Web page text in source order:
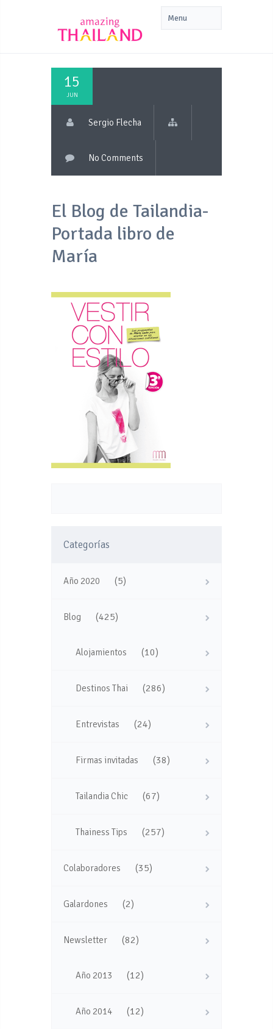
15
JUN
Sergio Flecha
No Comments
El Blog de Tailandia-
Portada libro de
María
Categorías
Año 2020 (5)
Blog (425)
Alojamientos (10)
Destinos Thai (286)
Entrevistas (24)
Firmas invitadas (38)
Tailandia Chic (67)
Thainess Tips (257)
Colaboradores (35)
Galardones (2)
Newsletter (82)
Año 2013 (12)
Año 2014 (12)